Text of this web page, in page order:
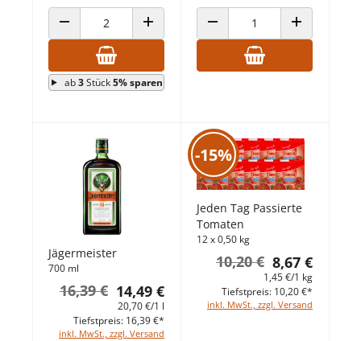
ANZAHL VERRINGERNANZAHL ERHÖHEN
ab3Stück5% sparen
ANZAHL VERRINGERNANZAHL
Jägermeister
700 ml
14,49 €
16,39 €
20,70 €/1 l
inkl. MwSt., zzgl. Versand
Tiefstpreis: 16,39 €*
-15%
Jeden Tag Passierte
Tomaten
12 x 0,50 kg
8,67 €
10,20 €
1,45 €/1 kg
inkl. MwSt., zzgl. Versand
Tiefstpreis: 10,20 €*